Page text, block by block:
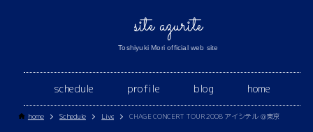
site azurite
Toshiyuki Mori official web site
schedule profile blog home
home Schedule Live CHAGE CONCERT TOUR 2008 アイシテル @東京